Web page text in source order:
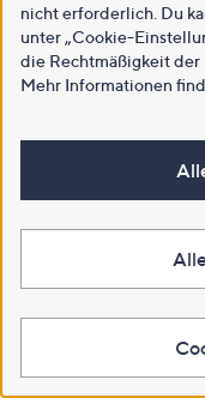
nicht erforderlich. Du
unter „Cookie-
die Rechtmäßigkeit der
Mehr Informationen